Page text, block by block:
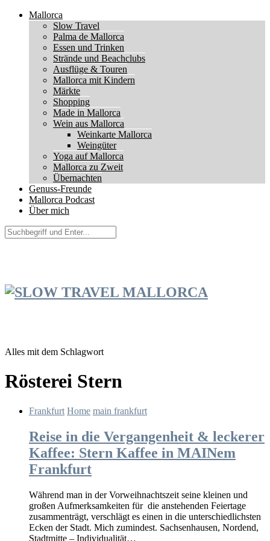
Mallorca
Slow Travel
Palma de Mallorca
Essen und Trinken
Strände und Beachclubs
Ausflüge & Touren
Mallorca mit Kindern
Märkte
Shopping
Made in Mallorca
Wein aus Mallorca
Weinkarte Mallorca
Weingüter
Yoga auf Mallorca
Mallorca zu Zweit
Übernachten
Genuss-Freunde
Mallorca Podcast
Über mich
Alles mit dem Schlagwort
Rösterei Stern
Frankfurt Home main frankfurt
Reise in die Vergangenheit & leckerer
Kaffee: Stern Kaffee in MAINem
Frankfurt
Während man in der Vorweihnachtszeit seine kleinen und
großen Aufmerksamkeiten für die anstehenden Feiertage
zusammenträgt, verschlägt es einen in die unterschiedlichsten
Ecken der Stadt. Mich zumindest. Sachsenhausen, Nordend,
Stadtmitte – Individualität…